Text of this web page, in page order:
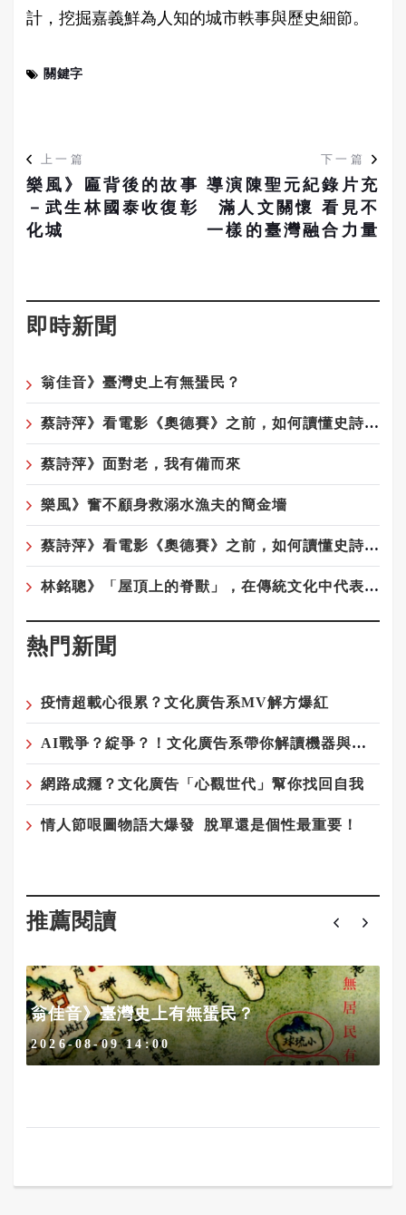
計，挖掘嘉義鮮為人知的城市軼事與歷史細節。
關鍵字
上一篇
樂風》匾背後的故事
－武生林國泰收復彰
化城
下一篇
導演陳聖元紀錄片充
滿人文關懷 看見不
一樣的臺灣融合力量
即時新聞
翁佳音》臺灣史上有無蜑民？
蔡詩萍》看電影《奧德賽》之前，如何讀懂史詩《奧德賽》！之2
蔡詩萍》面對老，我有備而來
樂風》奮不顧身救溺水漁夫的簡金墻
蔡詩萍》看電影《奧德賽》之前，如何讀懂史詩《奧德賽》
林銘聰》「屋頂上的脊獸」，在傳統文化中代表著什麼意涵呢？
熱門新聞
疫情超載心很累？文化廣告系MV解方爆紅
AI戰爭？綻爭？！文化廣告系帶你解讀機器與人類的奧妙關係
網路成癮？文化廣告「心觀世代」幫你找回自我
情人節哏圖物語大爆發 脫單還是個性最重要！
推薦閱讀
翁佳音》臺灣史上有無蜑民？
2026-08-09 14:00